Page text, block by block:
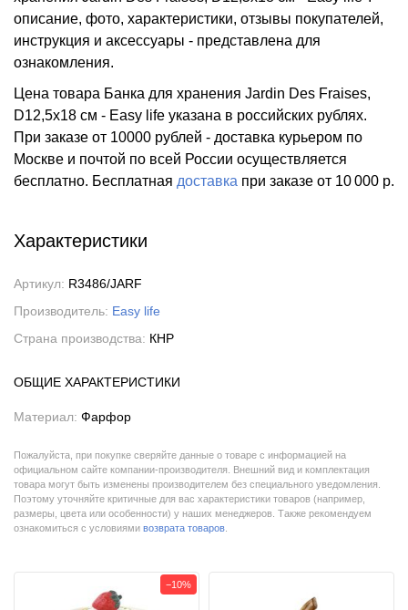
описание, фото, характеристики, отзывы покупателей,
инструкция и аксессуары - представлена для
ознакомления.
Цена товара Банка для хранения Jardin Des Fraises,
D12,5х18 см - Easy life указана в российских рублях.
При заказе от 10000 рублей - доставка курьером по
Москве и почтой по всей России осуществляется
бесплатно. Бесплатная доставка при заказе от 10 000 р.
Характеристики
Артикул: R3486/JARF
Производитель: Easy life
Страна производства: КНР
ОБЩИЕ ХАРАКТЕРИСТИКИ
Материал: Фарфор
Пожалуйста, при покупке сверяйте данные о товаре с информацией на
официальном сайте компании-производителя. Внешний вид и комплектация
товара могут быть изменены производителем без специального уведомления.
Поэтому уточняйте критичные для вас характеристики товаров (например,
размеры, цвета или особенности) у наших менеджеров. Также рекомендуем
ознакомиться с условиями возврата товаров
−10%